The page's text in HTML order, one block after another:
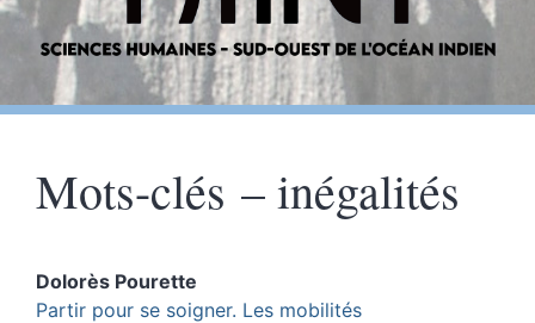
Mots-clés – inégalités
Dolorès Pourette
Partir pour se soigner. Les mobilités